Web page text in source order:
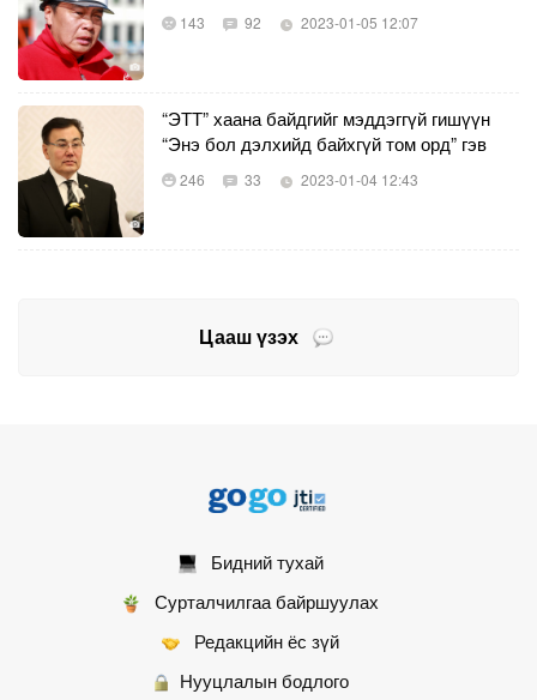
143 92 2023-01-05 12:07
“ЭТТ” хаана байдгийг мэддэггүй гишүүн
“Энэ бол дэлхийд байхгүй том орд” гэв
246 33 2023-01-04 12:43
Цааш үзэх
Бидний тухай
Сурталчилгаа байршуулах
Редакцийн ёс зүй
Нууцлалын бодлого